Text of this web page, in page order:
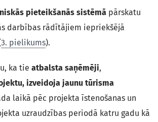
pieteikšanās sistēmā pārskatu
darbības rādītājiem iepriekšējā
3. pielikums).
ka tie atbalsta saņēmēji,
izveidoja jaunu tūrisma
laikā pēc projekta īstenošanas un
uzraudzības periodā katru gadu kā